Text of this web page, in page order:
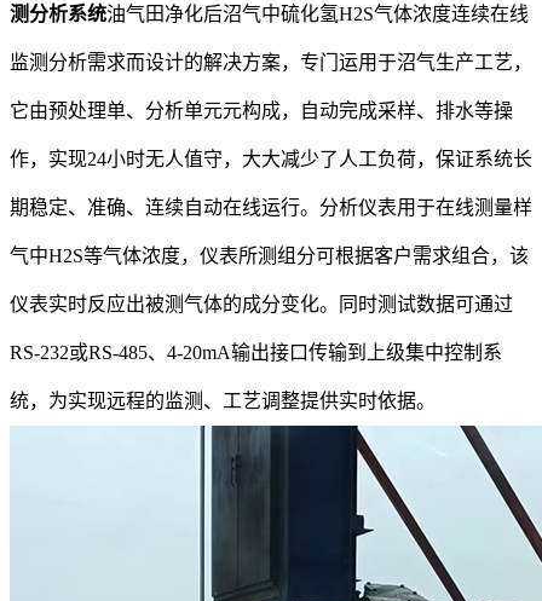
测分析系统油气田净化后沼气中硫化氢H2S气体浓度连续在线
监测分析需求而设计的解决方案，专门运用于沼气生产工艺，
它由预处理单、分析单元元构成，自动完成采样、排水等操
作，实现24小时无人值守，大大减少了人工负荷，保证系统长
期稳定、准确、连续自动在线运行。分析仪表用于在线测量样
气中H2S等气体浓度，仪表所测组分可根据客户需求组合，该
仪表实时反应出被测气体的成分变化。同时测试数据可通过
RS-232或RS-485、4-20mA输出接口传输到上级集中控制系
统，为实现远程的监测、工艺调整提供实时依据。